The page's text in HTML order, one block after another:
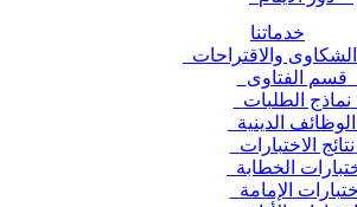
خدماتنا